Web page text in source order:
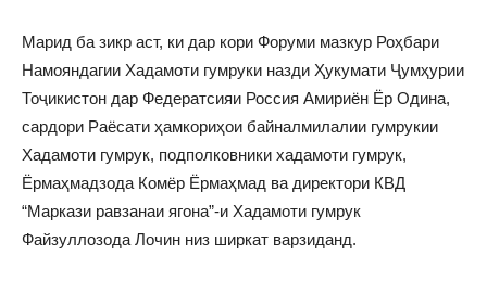
Марид ба зикр аст, ки дар кори Форуми мазкур Роҳбари
Намояндагии Хадамоти гумруки назди Ҳукумати Ҷумҳурии
Тоҷикистон дар Федератсияи Россия Амириён Ёр Одина,
сардори Раёсати ҳамкориҳои байналмилалии гумрукии
Хадамоти гумрук, подполковники хадамоти гумрук,
Ёрмаҳмадзода Комёр Ёрмаҳмад ва директори КВД
“Маркази равзанаи ягона”-и Хадамоти гумрук
Файзуллозода Лочин низ ширкат варзиданд.